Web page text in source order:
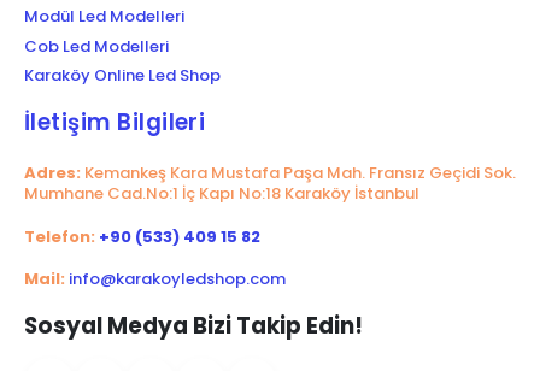
Modül Led Modelleri
Cob Led Modelleri
Karaköy Online Led Shop
İletişim Bilgileri
Adres: Kemankeş Kara Mustafa Paşa Mah. Fransız Geçidi Sok.
Mumhane Cad.No:1 İç Kapı No:18 Karaköy İstanbul
Telefon: +90 (533) 409 15 82
Mail: info@karakoyledshop.com
Sosyal Medya Bizi Takip Edin!